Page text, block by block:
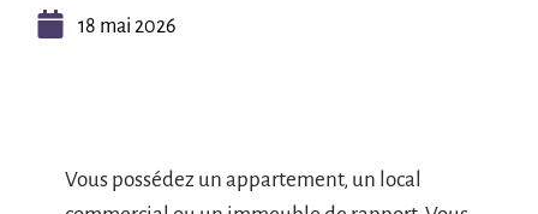
18 mai 2026
Vous possédez un appartement, un local